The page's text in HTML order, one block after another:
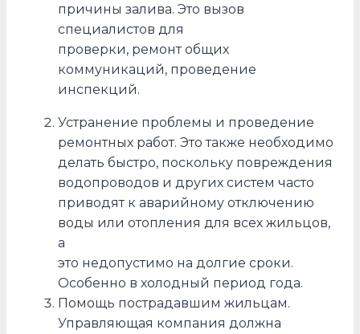
причины залива. Это вызов
специалистов для
проверки, ремонт общих
коммуникаций, проведение
инспекций.
Устранение проблемы и проведение
ремонтных работ. Это также необходимо
делать быстро, поскольку повреждения
водопроводов и других систем часто
приводят к аварийному отключению
воды или отопления для всех жильцов,
а
это недопустимо на долгие сроки.
Особенно в холодный период года.
Помощь пострадавшим жильцам.
Управляющая компания должна